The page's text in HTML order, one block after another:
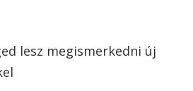
lesz megismerkedni új